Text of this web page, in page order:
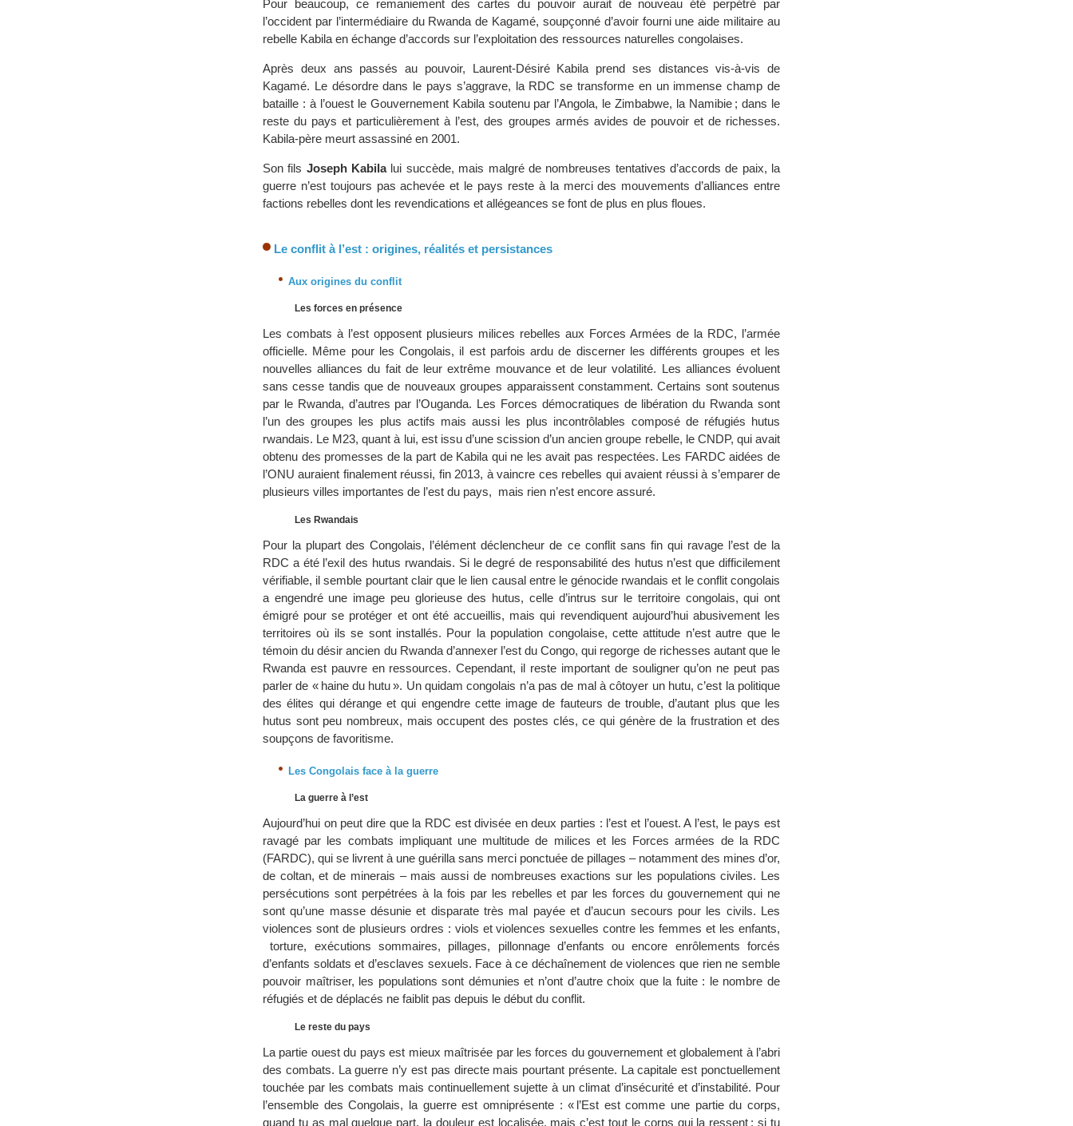
Pour beaucoup, ce remaniement des cartes du pouvoir aurait de nouveau été perpétré par
l’occident par l’intermédiaire du Rwanda de Kagamé, soupçonné d’avoir fourni une aide militaire au
rebelle Kabila en échange d’accords sur l’exploitation des ressources naturelles congolaises.
Après deux ans passés au pouvoir, Laurent-Désiré Kabila prend ses distances vis-à-vis de
Kagamé. Le désordre dans le pays s’aggrave, la RDC se transforme en un immense champ de
bataille : à l’ouest le Gouvernement Kabila soutenu par l’Angola, le Zimbabwe, la Namibie ; dans le
reste du pays et particulièrement à l’est, des groupes armés avides de pouvoir et de richesses.
Kabila-père meurt assassiné en 2001.
Son fils Joseph Kabilalui succède, mais malgré de nombreuses tentatives d’accords de paix, la
guerre n’est toujours pas achevée et le pays reste à la merci des mouvements d’alliances entre
factions rebelles dont les revendications et allégeances se font de plus en plus floues.
Le conflit à l’est : origines, réalités et persistances
Aux origines du conflit
Les forces en présence
Les combats à l’est opposent plusieurs milices rebelles aux Forces Armées de la RDC, l’armée
officielle. Même pour les Congolais, il est parfois ardu de discerner les différents groupes et les
nouvelles alliances du fait de leur extrême mouvance et de leur volatilité. Les alliances évoluent
sans cesse tandis que de nouveaux groupes apparaissent constamment. Certains sont soutenus
par le Rwanda, d’autres par l’Ouganda. Les Forces démocratiques de libération du Rwanda sont
l’un des groupes les plus actifs mais aussi les plus incontrôlables composé de réfugiés hutus
rwandais. Le M23, quant à lui, est issu d’une scission d’un ancien groupe rebelle, le CNDP, qui avait
obtenu des promesses de la part de Kabila qui ne les avait pas respectées. Les FARDC aidées de
l’ONU auraient finalement réussi, fin 2013, à vaincre ces rebelles qui avaient réussi à s’emparer de
plusieurs villes importantes de l’est du pays, mais rien n’est encore assuré.
Les Rwandais
Pour la plupart des Congolais, l’élément déclencheur de ce conflit sans fin qui ravage l’est de la
RDC a été l’exil des hutus rwandais. Si le degré de responsabilité des hutus n’est que difficilement
vérifiable, il semble pourtant clair que le lien causal entre le génocide rwandais et le conflit congolais
a engendré une image peu glorieuse des hutus, celle d’intrus sur le territoire congolais, qui ont
émigré pour se protéger et ont été accueillis, mais qui revendiquent aujourd’hui abusivement les
territoires où ils se sont installés. Pour la population congolaise, cette attitude n’est autre que le
témoin du désir ancien du Rwanda d’annexer l’est du Congo, qui regorge de richesses autant que le
Rwanda est pauvre en ressources. Cependant, il reste important de souligner qu’on ne peut pas
parler de « haine du hutu ». Un quidam congolais n’a pas de mal à côtoyer un hutu, c’est la politique
des élites qui dérange et qui engendre cette image de fauteurs de trouble, d’autant plus que les
hutus sont peu nombreux, mais occupent des postes clés, ce qui génère de la frustration et des
soupçons de favoritisme.
Les Congolais face à la guerre
La guerre à l’est
Aujourd’hui on peut dire que la RDC est divisée en deux parties : l’est et l’ouest. A l’est, le pays est
ravagé par les combats impliquant une multitude de milices et les Forces armées de la RDC
(FARDC), qui se livrent à une guérilla sans merci ponctuée de pillages – notamment des mines d’or,
de coltan, et de minerais – mais aussi de nombreuses exactions sur les populations civiles. Les
persécutions sont perpétrées à la fois par les rebelles et par les forces du gouvernement qui ne
sont qu’une masse désunie et disparate très mal payée et d’aucun secours pour les civils. Les
violences sont de plusieurs ordres : viols et violences sexuelles contre les femmes et les enfants,
torture, exécutions sommaires, pillages, pillonnage d’enfants ou encore enrôlements forcés
d’enfants soldats et d’esclaves sexuels. Face à ce déchaînement de violences que rien ne semble
pouvoir maîtriser, les populations sont démunies et n’ont d’autre choix que la fuite : le nombre de
réfugiés et de déplacés ne faiblit pas depuis le début du conflit.
Le reste du pays
La partie ouest du pays est mieux maîtrisée par les forces du gouvernement et globalement à l’abri
des combats. La guerre n’y est pas directe mais pourtant présente. La capitale est ponctuellement
touchée par les combats mais continuellement sujette à un climat d’insécurité et d’instabilité. Pour
l’ensemble des Congolais, la guerre est omniprésente : « l’Est est comme une partie du corps,
quand tu as mal quelque part, la douleur est localisée, mais c’est tout le corps qui la ressent ; si tu